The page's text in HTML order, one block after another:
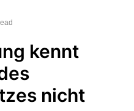
kennt
nicht